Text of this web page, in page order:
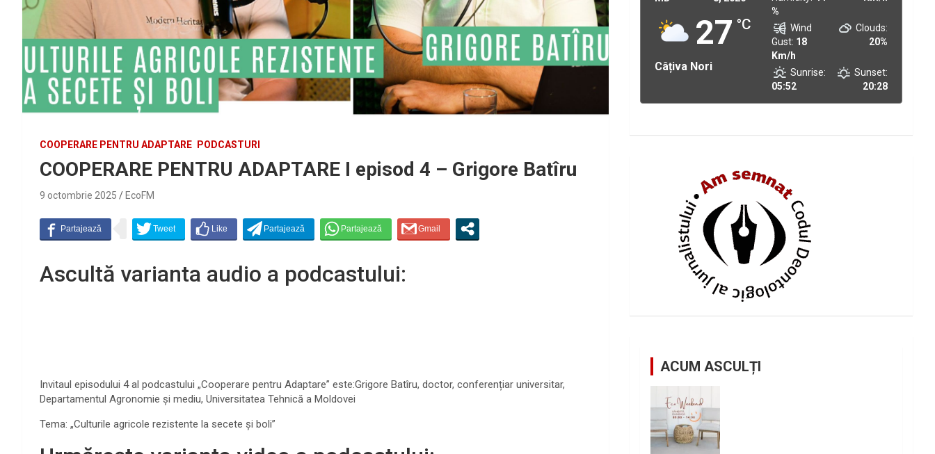
COOPERARE PENTRU ADAPTARE PODCASTURI
COOPERARE PENTRU ADAPTARE I episod 4 – Grigore Batîru
9 octombrie 2025 EcoFM
Ascultă varianta audio a podcastului:
Invitaul episodului 4 al podcastului „Cooperare pentru Adaptare” este:Grigore Batîru, doctor, conferențiar universitar,
Departamentul Agronomie și mediu, Universitatea Tehnică a Moldovei
Tema: „Culturile agricole rezistente la secete și boli”
27 °C
Câțiva Nori
%
Wind
Gust: 18
Km/h
Clouds:
20%
Sunrise:
05:52
Sunset:
20:28
ACUM ASCULȚI